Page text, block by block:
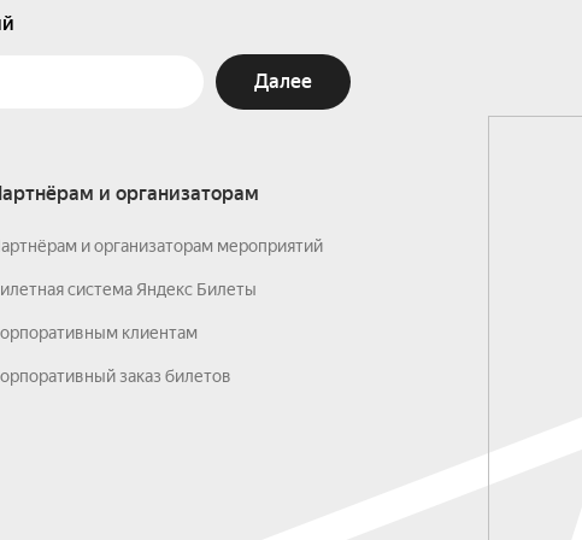
Далее
и организаторам
и организаторам мероприятий
система Яндекс Билеты
клиентам
заказ билетов